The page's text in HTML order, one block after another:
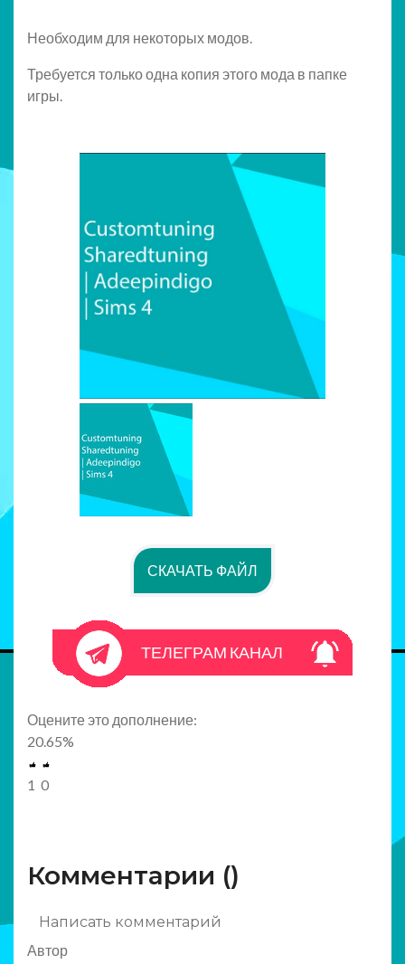
Необходим для некоторых модов.
Требуется только одна копия этого мода в папке
игры.
СКАЧАТЬ ФАЙЛ
ТЕЛЕГРАМ КАНАЛ
Оцените это дополнение:
20.65%
1 0
Комментарии ()
Написать комментарий
Автор